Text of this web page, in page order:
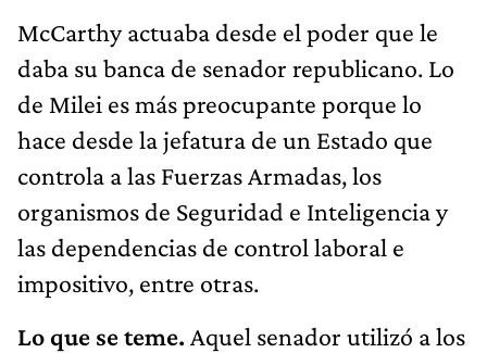
McCarthy actuaba desde el poder que le
daba su banca de senador republicano. Lo
de Milei es más preocupante porque lo
hace desde la jefatura de un Estado que
controla a las Fuerzas Armadas, los
organismos de Seguridad e Inteligencia y
las dependencias de control laboral e
impositivo, entre otras.
Lo que se teme. Aquel senador utilizó a los